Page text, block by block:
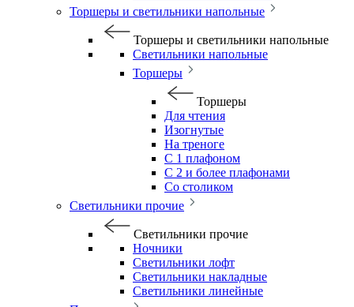
Торшеры и светильники напольные
Торшеры и светильники напольные
Светильники напольные
Торшеры
Торшеры
Для чтения
Изогнутые
На треноге
С 1 плафоном
С 2 и более плафонами
Со столиком
Светильники прочие
Светильники прочие
Ночники
Светильники лофт
Светильники накладные
Светильники линейные